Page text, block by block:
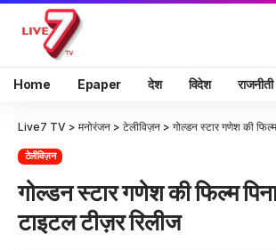
Home Epaper देश विदेश राजनीती
Live7 TV > मनोरंजन > टेलीविज़न > गोल्डन स्टार गणेश की फिल्म
टेलीविज़न
गोल्डन स्टार गणेश की फिल्म
टाइटल टीज़र रिलीज